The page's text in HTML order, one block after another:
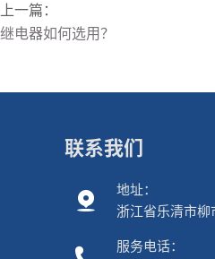
上一篇：
继电器如何选用？
联系我们
地址：
浙江省乐清市
服务电话：